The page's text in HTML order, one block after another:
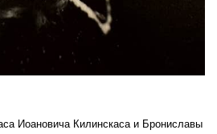
Иоановича Килинскаса и Брониславы